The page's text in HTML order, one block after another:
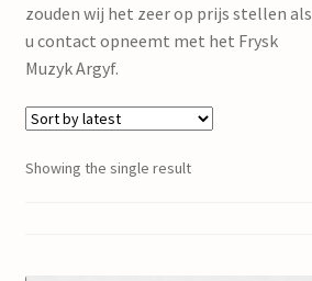
zouden wij het zeer op prijs stellen als
u contact opneemt met het Frysk
Muzyk Argyf.
Showing the single result